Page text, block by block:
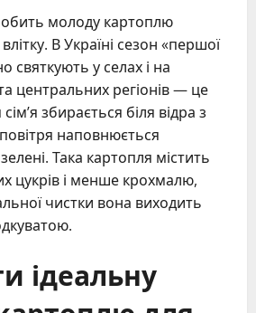
молоду картоплю
В Україні сезон «першої
святкують у селах і на
центральних регіонів — це
збирається біля відра з
наповнюється
Така картопля містить
цукрів і менше крохмалю,
чистки вона виходить
ідеальну